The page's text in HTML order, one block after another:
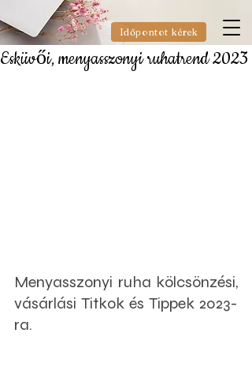
Időpontot kérek
Esküvői, menyasszonyi ruhatrend 2023
Menyasszonyi ruha kölcsönzési,
vásárlási Titkok és Tippek 2023-
ra.